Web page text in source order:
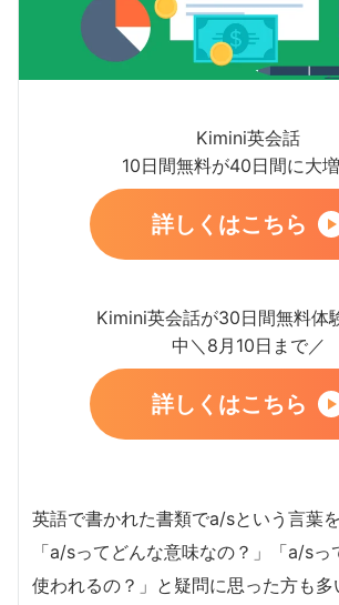
Kimini英会話
10日間無料が40日間に大
詳しくはこちら
Kimini英会話が30日間無料体
中＼8月10日まで／
詳しくはこちら
英語で書かれた書類でa/sという言葉
「a/sってどんな意味なの？」「a/s
使われるの？」と疑問に思った方も